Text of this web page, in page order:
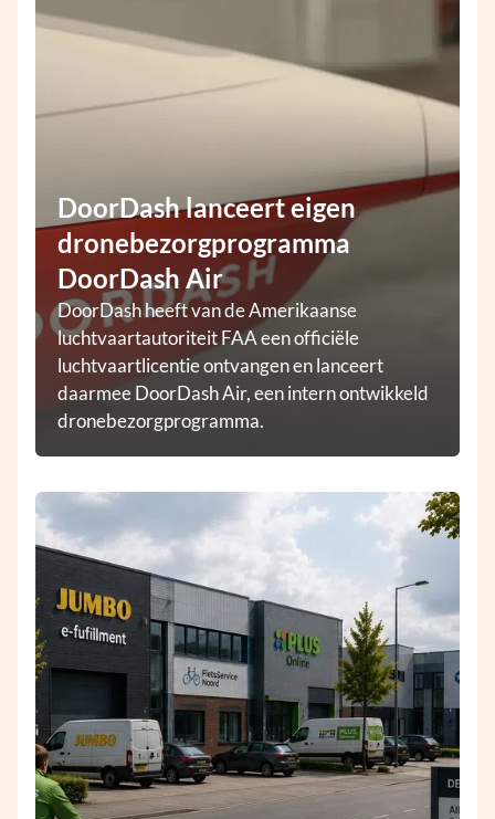
DoorDash lanceert eigen
dronebezorgprogramma
DoorDash Air
DoorDash heeft van de Amerikaanse
luchtvaartautoriteit FAA een officiële
luchtvaartlicentie ontvangen en lanceert
daarmee DoorDash Air, een intern ontwikkeld
dronebezorgprogramma.